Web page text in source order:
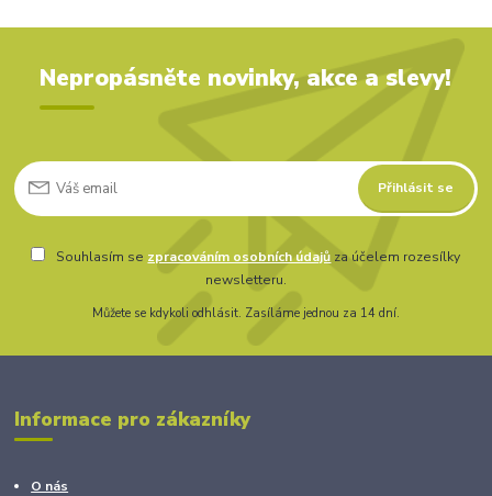
Nepropásněte novinky, akce a slevy!
Přihlásit se
Souhlasím se zpracováním osobních údajů za účelem rozesílky
newsletteru.
Můžete se kdykoli odhlásit. Zasíláme jednou za 14 dní.
Informace pro zákazníky
O nás